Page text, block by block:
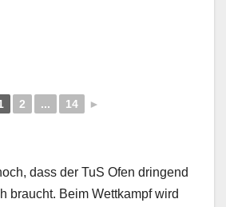
2 ... 14 ►
dass der TuS Ofen dringend
braucht. Beim Wettkampf wird